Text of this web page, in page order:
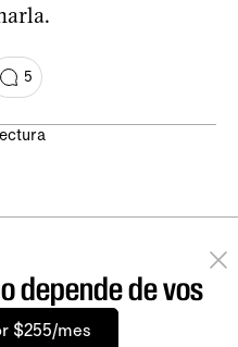
5
depende de vos
$255/mes